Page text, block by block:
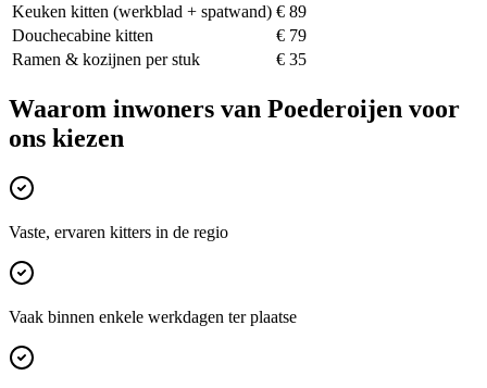
Keuken kitten (werkblad + spatwand) € 89
Douchecabine kitten
€ 79
Ramen & kozijnen per stuk
€ 35
Waarom inwoners van Poederoijen voor
ons kiezen
Vaste, ervaren kitters in de regio
Vaak binnen enkele werkdagen ter plaatse